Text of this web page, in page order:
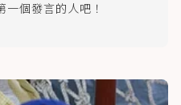
個發言的人吧！